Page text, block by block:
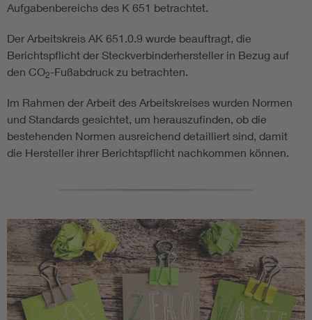
Aufgabenbereichs des K 651 betrachtet.
Der Arbeitskreis AK 651.0.9 wurde beauftragt, die
Berichtspflicht der Steckverbinderhersteller in Bezug auf
den CO2-Fußabdruck zu betrachten.
Im Rahmen der Arbeit des Arbeitskreises wurden Normen
und Standards gesichtet, um herauszufinden, ob die
bestehenden Normen ausreichend detailliert sind, damit
die Hersteller ihrer Berichtspflicht nachkommen können.